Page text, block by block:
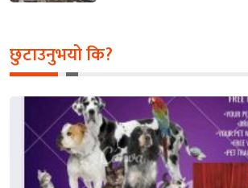
छुटाउनुभयो कि?